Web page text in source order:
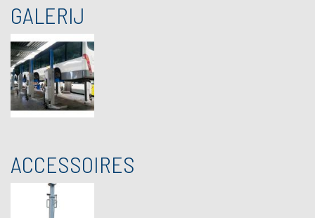
GALERIJ
ACCESSOIRES